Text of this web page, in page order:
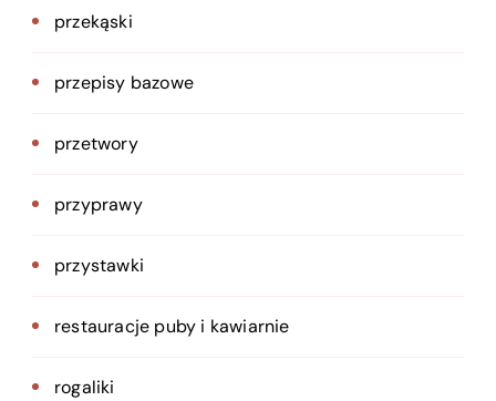
przekąski
przepisy bazowe
przetwory
przyprawy
przystawki
restauracje puby i kawiarnie
rogaliki